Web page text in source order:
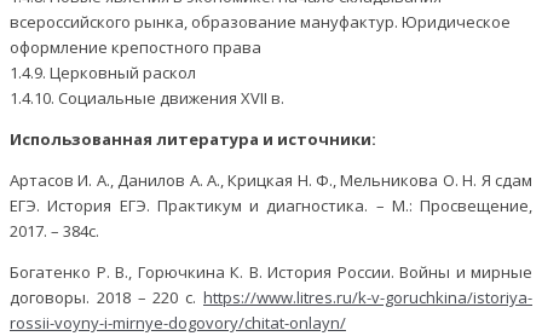
всероссийского рынка, образование мануфактур. Юридическое
оформление крепостного права
1.4.9. Церковный раскол
1.4.10. Социальные движения XVII в.
Использованная литература и источники:
Артасов И. А., Данилов А. А., Крицкая Н. Ф., Мельникова О. Н. Я сдам
ЕГЭ. История ЕГЭ. Практикум и диагностика. – М.: Просвещение,
2017. – 384с.
Богатенко Р. В., Горючкина К. В. История России. Войны и мирные
договоры. 2018 – 220 с. https://www.litres.ru/k-v-goruchkina/istoriya-
rossii-voyny-i-mirnye-dogovory/chitat-onlayn/